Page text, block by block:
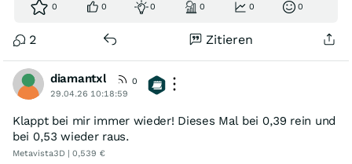
0 0 0 0 0 0
2 Zitieren
diamantxl
0
29.04.26 10:18:59
Klappt bei mir immer wieder! Dieses Mal bei 0,39 rein und
bei 0,53 wieder raus.
Metavista3D | 0,539 €